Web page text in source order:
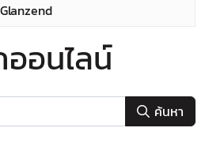
อนไลน์
ค้นหา